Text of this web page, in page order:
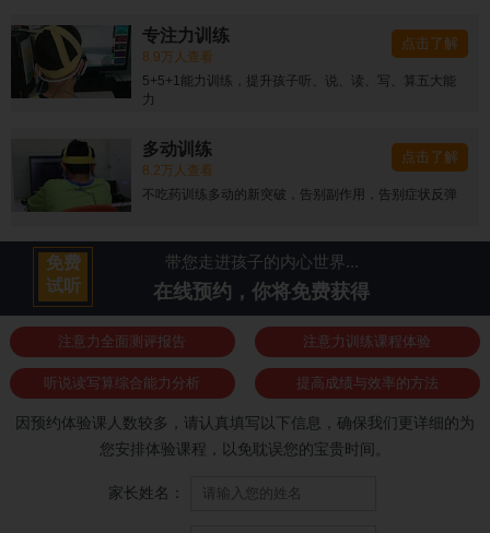
专注力训练
8.9万人查看
5+5+1能力训练，提升孩子听、说、读、写、算五大能
力
点击了解
多动训练
8.2万人查看
不吃药训练多动的新突破，告别副作用，告别症状反弹
点击了解
带您走进孩子的内心世界...
在线预约，你将免费获得
免费
试听
注意力全面测评报告 注意力训练课程体验
听说读写算综合能力分析 提高成绩与效率的方法
因预约体验课人数较多，请认真填写以下信息，确保我们更详细的为
您安排体验课程，以免耽误您的宝贵时间。
家长姓名：